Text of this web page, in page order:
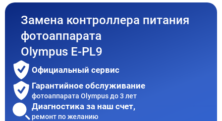
Замена контроллера питания
фотоаппарата
Olympus E‑PL9
Официальный сервис
Гарантийное обслуживание
фотоаппарата Olympus до 3 лет
Диагностика за наш счет,
ремонт по желанию